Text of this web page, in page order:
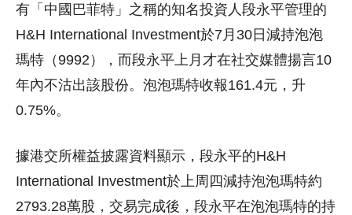
有「中國巴菲特」之稱的知名投資人段永平管理的
H&H International Investment於7月30日減持泡泡
瑪特（9992），而段永平上月才在社交媒體揚言10
年內不沽出該股份。泡泡瑪特收報161.4元，升
0.75%。
據港交所權益披露資料顯示，段永平的H&H
International Investment於上周四減持泡泡瑪特約
2793.28萬股，交易完成後，段永平在泡泡瑪特的持